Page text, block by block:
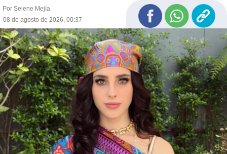
Por Selene Mejía
08 de agosto de 2026, 00:37